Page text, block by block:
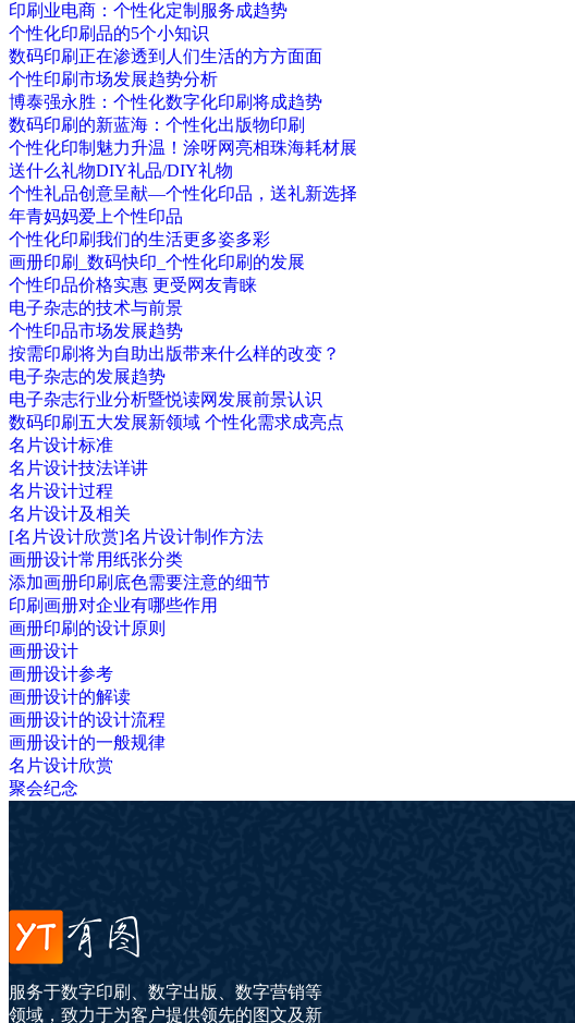
印刷业电商：个性化定制服务成趋势
个性化印刷品的5个小知识
数码印刷正在渗透到人们生活的方方面面
个性印刷市场发展趋势分析
博泰强永胜：个性化数字化印刷将成趋势
数码印刷的新蓝海：个性化出版物印刷
个性化印制魅力升温！涂呀网亮相珠海耗材展
送什么礼物DIY礼品/DIY礼物
个性礼品创意呈献—个性化印品，送礼新选择
年青妈妈爱上个性印品
个性化印刷我们的生活更多姿多彩
画册印刷_数码快印_个性化印刷的发展
个性印品价格实惠 更受网友青睐
电子杂志的技术与前景
个性印品市场发展趋势
按需印刷将为自助出版带来什么样的改变？
电子杂志的发展趋势
电子杂志行业分析暨悦读网发展前景认识
数码印刷五大发展新领域 个性化需求成亮点
名片设计标准
名片设计技法详讲
名片设计过程
名片设计及相关
[名片设计欣赏]名片设计制作方法
画册设计常用纸张分类
添加画册印刷底色需要注意的细节
印刷画册对企业有哪些作用
画册印刷的设计原则
画册设计
画册设计参考
画册设计的解读
画册设计的设计流程
画册设计的一般规律
名片设计欣赏
聚会纪念
服务于数字印刷、数字出版、数字营销等
领域，致力于为客户提供领先的图文及新